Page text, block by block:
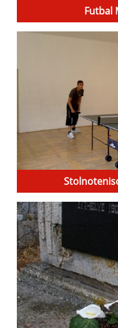
Futbal